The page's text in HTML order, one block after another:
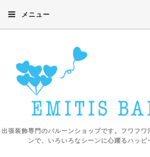
メニュー
出張装飾専門のバルーンショップです。フワフ
ンで、いろいろなシーンに心躍るハッ